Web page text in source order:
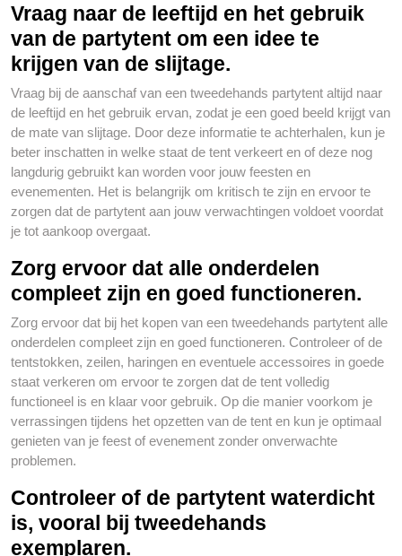
Vraag naar de leeftijd en het gebruik
van de partytent om een idee te
krijgen van de slijtage.
Vraag bij de aanschaf van een tweedehands partytent altijd naar
de leeftijd en het gebruik ervan, zodat je een goed beeld krijgt van
de mate van slijtage. Door deze informatie te achterhalen, kun je
beter inschatten in welke staat de tent verkeert en of deze nog
langdurig gebruikt kan worden voor jouw feesten en
evenementen. Het is belangrijk om kritisch te zijn en ervoor te
zorgen dat de partytent aan jouw verwachtingen voldoet voordat
je tot aankoop overgaat.
Zorg ervoor dat alle onderdelen
compleet zijn en goed functioneren.
Zorg ervoor dat bij het kopen van een tweedehands partytent alle
onderdelen compleet zijn en goed functioneren. Controleer of de
tentstokken, zeilen, haringen en eventuele accessoires in goede
staat verkeren om ervoor te zorgen dat de tent volledig
functioneel is en klaar voor gebruik. Op die manier voorkom je
verrassingen tijdens het opzetten van de tent en kun je optimaal
genieten van je feest of evenement zonder onverwachte
problemen.
Controleer of de partytent waterdicht
is, vooral bij tweedehands
exemplaren.